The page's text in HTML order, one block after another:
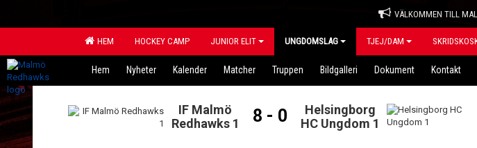
VÄLKOMMEN TILL
HEM HOCKEY CAMP JUNIOR ELIT UNGDOMSLAG TJEJ/DAM
Hem Nyheter Kalender Matcher Truppen Bildgalleri Dokument Kontakt
IF Malmö
Redhawks 1
8 - 0
Helsingborg
HC Ungdom 1